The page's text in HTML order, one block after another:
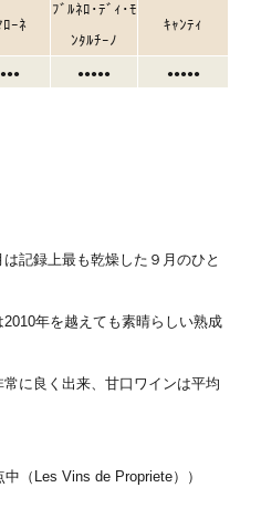
ﾛｰﾈ
ﾌﾞﾙﾈﾛ･ﾃﾞｨ･ﾓ
ﾝﾀﾙﾁｰﾉ
ｷｬﾝﾃｨ
●●●●● ●●●●●
記録上最も乾燥した９月のひと
年を越えても素晴らしい熟成
に良く出来、甘口ワインは平均
（Les Vins de Propriete））